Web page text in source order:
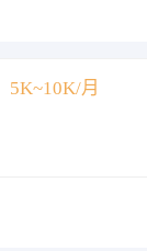
5K~10K/月